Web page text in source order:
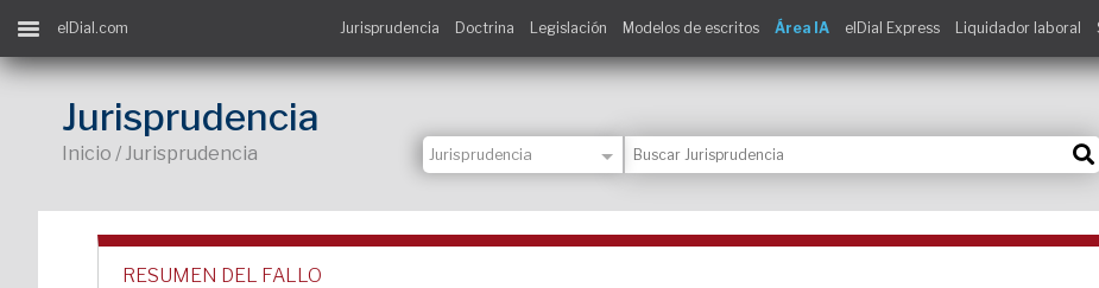
elDial.com Jurisprudencia Doctrina Legislación Modelos de escritos Área IA elDial Express Liquidador laboral
Jurisprudencia
Inicio / Jurisprudencia
RESUMEN DEL FALLO